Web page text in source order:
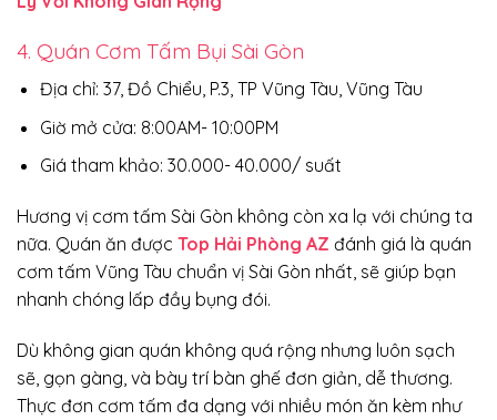
4. Quán Cơm Tấm Bụi Sài Gòn
Địa chỉ: 37, Đồ Chiểu, P.3, TP Vũng Tàu, Vũng Tàu
Giờ mở cửa: 8:00AM- 10:00PM
Giá tham khảo: 30.000- 40.000/ suất
Hương vị cơm tấm Sài Gòn không còn xa lạ với chúng ta
nữa. Quán ăn được Top Hải Phòng AZ đánh giá là quán
cơm tấm Vũng Tàu chuẩn vị Sài Gòn nhất, sẽ giúp bạn
nhanh chóng lấp đầy bụng đói.
Dù không gian quán không quá rộng nhưng luôn sạch
sẽ, gọn gàng, và bày trí bàn ghế đơn giản, dễ thương.
Thực đơn cơm tấm đa dạng với nhiều món ăn kèm như